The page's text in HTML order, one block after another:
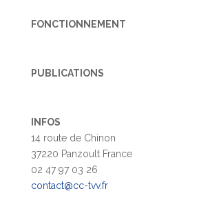
FONCTIONNEMENT
PUBLICATIONS
INFOS
14 route de Chinon
37220 Panzoult France
02 47 97 03 26
contact@cc-tvv.fr